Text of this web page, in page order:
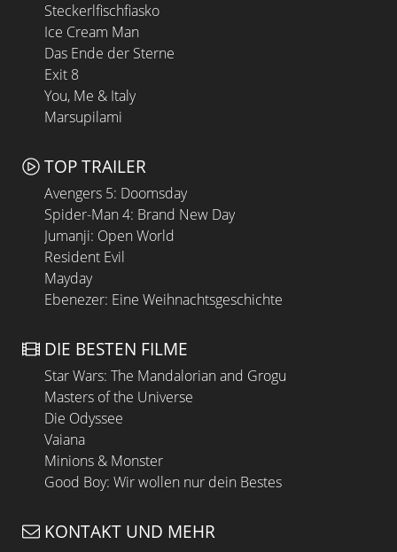
Steckerlfischfiasko
Ice Cream Man
Das Ende der Sterne
Exit 8
You, Me & Italy
Marsupilami
TOP TRAILER
Avengers 5: Doomsday
Spider-Man 4: Brand New Day
Jumanji: Open World
Resident Evil
Mayday
Ebenezer: Eine Weihnachtsgeschichte
DIE BESTEN FILME
Star Wars: The Mandalorian and Grogu
Masters of the Universe
Die Odyssee
Vaiana
Minions & Monster
Good Boy: Wir wollen nur dein Bestes
KONTAKT UND MEHR